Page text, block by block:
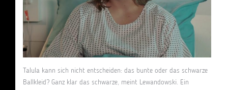
Talula kann sich nicht entscheiden: das bunte oder das schwarze
Ballkleid? Ganz klar das schwarze, meint Lewandowski. Ein